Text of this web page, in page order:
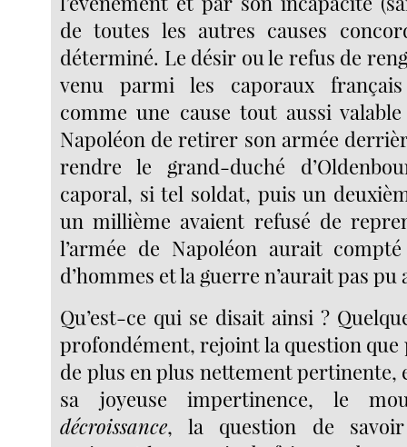
de toutes les autres causes
déterminé. Le désir ou le refus de
venu parmi les caporaux
comme une cause tout aussi
Napoléon de retirer son armée
rendre le grand-duché
caporal, si tel soldat, puis un
un millième avaient refusé de
l’armée de Napoléon aurait
d’hommes et la guerre n’aurait pas pu
Qu’est-ce qui se disait ainsi ?
profondément, rejoint la question que
de plus en plus nettement
sa joyeuse impertinence, le
décroissance, la question de